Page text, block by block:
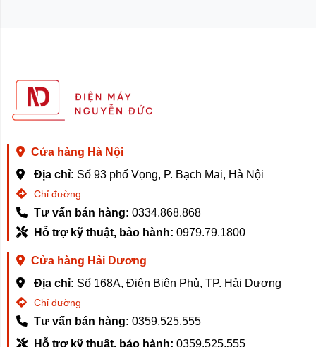
4. Tính năng thông minh: Máy điều hòa Xiaomi có các tính
năng và tiện ích thông minh như điều chỉnh nhiệt độ, tốc
Tóm lại, máy lạnh Xiaomi không chỉ là một thiết bị giúp
làm mát và làm khô không khí trong phòng, mà còn mang
lại nhiều lợi ích cho sức khỏe, môi trường sống và làm
việc, cũng như giúp tiết kiệm năng lượng.
Kinh nghiệm mua máy điều hòa Xiaomi
Mặc dù không phải là vấn đề khó khăn, việc chọn mua
Cửa hàng Hà Nội
Địa chỉ: Số 93 phố Vọng, P. Bạch Mai, Hà Nội
Chỉ đường
Tư vấn bán hàng: 0334.868.868
Hỗ trợ kỹ thuật, bảo hành: 0979.79.1800
Cửa hàng Hải Dương
Địa chỉ: Số 168A, Điện Biên Phủ, TP. Hải Dương
Chỉ đường
Tư vấn bán hàng: 0359.525.555
Hỗ trợ kỹ thuật, bảo hành: 0359.525.555